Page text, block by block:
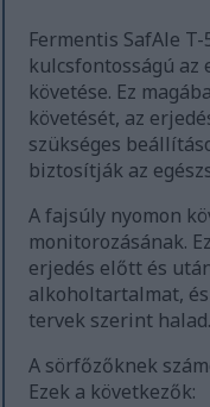
Fermentis SafAle
kulcsfontosságú az
követése. Ez
követését, az
szükséges
biztosítják az
A fajsúly nyomon
monitorozásának.
erjedés előtt és
alkoholtartalmat,
tervek szerint halad.
A sörfőzőknek
Ezek a következők: